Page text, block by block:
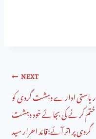
NEXT
ریاستی ادارے دہشت گردی کو
ختم کرنے کی بجائے خود دہشت
گردی پر اتر آئے:قائد احرار سید